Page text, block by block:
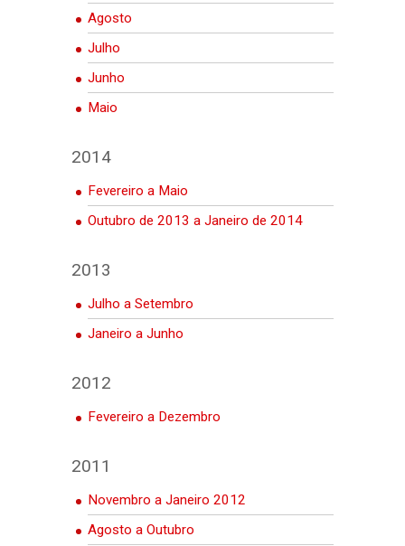
Agosto
Julho
Junho
Maio
2014
Fevereiro a Maio
Outubro de 2013 a Janeiro de 2014
2013
Julho a Setembro
Janeiro a Junho
2012
Fevereiro a Dezembro
2011
Novembro a Janeiro 2012
Agosto a Outubro